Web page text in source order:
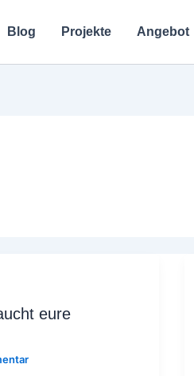
Blog Projekte Angebot
eure